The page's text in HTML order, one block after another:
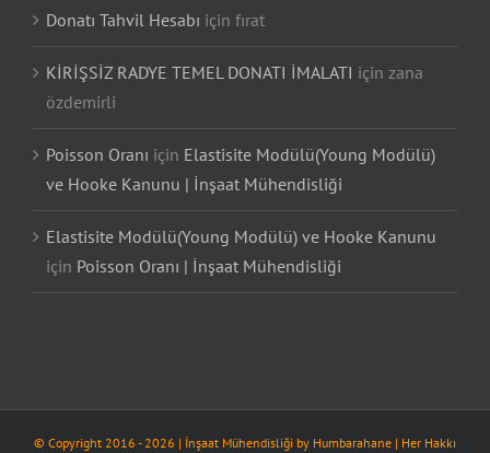
Donatı Tahvil Hesabı için fırat
KİRİŞSİZ RADYE TEMEL DONATI İMALATI için zana
özdemirli
Poisson Oranı için Elastisite Modülü(Young Modülü)
ve Hooke Kanunu | İnşaat Mühendisliği
Elastisite Modülü(Young Modülü) ve Hooke Kanunu
için Poisson Oranı | İnşaat Mühendisliği
© Copyright 2016 -2026 | İnşaat Mühendisliği by Humbarahane | Her Hakkı